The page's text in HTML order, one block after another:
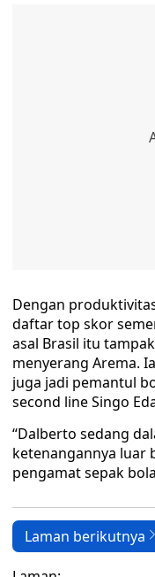
Dengan
daftar top skor
asal Brasil itu
menyerang Arema.
juga jadi pemantul
second line Singo
“Dalberto sedang
ketenangannya luar
pengamat sepak
Laman berikutnya